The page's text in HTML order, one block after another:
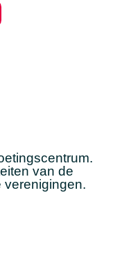
van de
verenigingen.